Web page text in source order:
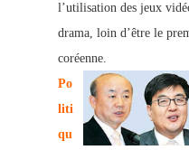
l’utilisation des jeux
drama, loin d’être le
coréenne.
Po
liti
qu